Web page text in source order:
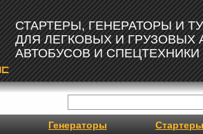
СТАРТЕРЫ, ГЕНЕРАТОРЫ И
ДЛЯ ЛЕГКОВЫХ И ГРУЗОВЫХ
АВТОБУСОВ И СПЕЦТЕХНИКИ
Генераторы Стартеры